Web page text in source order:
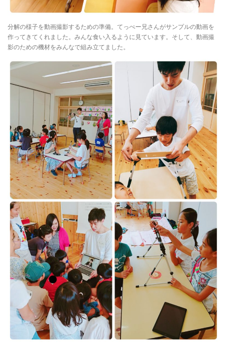
分解の様子を動画撮影するための準備。てっぺー兄さんがサンプルの動画を
作ってきてくれました。みんな食い入るように見ています。そして、動画撮
影のための機材をみんなで組み立てました。